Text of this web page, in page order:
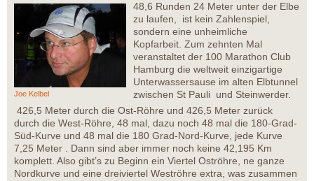
Joe Kelbel
48,6 Runden 24 Meter unter der Elbe
zu laufen, ist kein Zahlenspiel,
sondern eine unheimliche
Kopfarbeit. Zum zehnten Mal
veranstaltet der 100 Marathon Club
Hamburg die weltweit einzigartige
Unterwassersause im alten Elbtunnel
zwischen St Pauli und Steinwerder.
426,5 Meter durch die Ost-Röhre und 426,5 Meter zurück
durch die West-Röhre, 48 mal, dazu noch 48 mal die 180-Grad-
Süd-Kurve und 48 mal die 180 Grad-Nord-Kurve, jede Kurve
7,25 Meter . Dann sind aber immer noch keine 42,195 Km
komplett. Also gibt’s zu Beginn ein Viertel Oströhre, ne ganze
Nordkurve und eine dreiviertel Weströhre extra, was zusammen